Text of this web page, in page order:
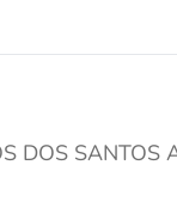
DOS SANTOS